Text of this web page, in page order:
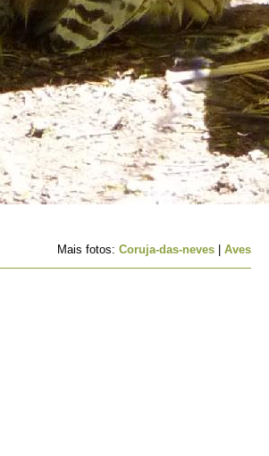
Mais fotos: Coruja-das-neves Aves